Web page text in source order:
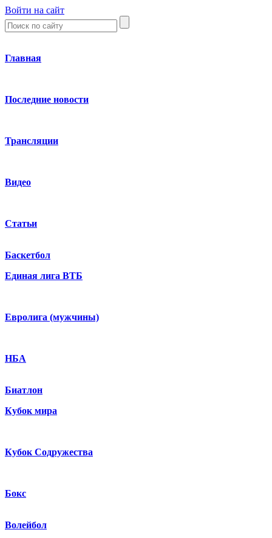
Войти на сайт
Главная
Последние новости
Трансляции
Видео
Статьи
Баскетбол
Единая лига ВТБ
Евролига (мужчины)
НБА
Биатлон
Кубок мира
Кубок Содружества
Бокс
Волейбол